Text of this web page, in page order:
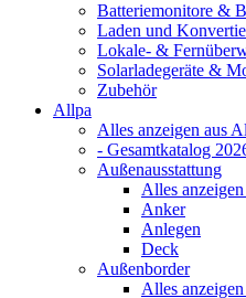
Batteriemonitore &
Laden und
Lokale- &
Solarladegeräte &
Zubehör
Allpa
Alles anzeigen aus
- Gesamtkatalog
Außenausstattung
Alles
Anker
Anlegen
Deck
Außenborder
Alles